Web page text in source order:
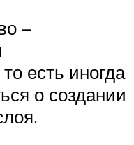
–
есть иногда
о создании